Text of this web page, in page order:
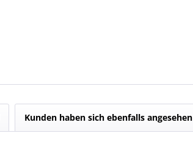
Kunden haben sich ebenfalls angesehen